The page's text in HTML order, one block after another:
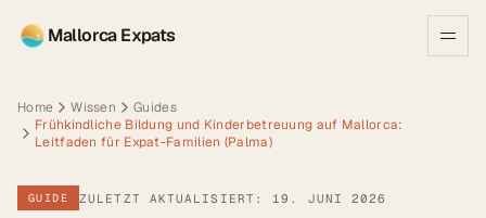
Mallorca Expats
Home Wissen
Guides
Frühkindliche Bildung und Kinderbetreuung auf Mallorca:
Leitfaden für Expat-Familien (Palma)
GUIDE ZULETZT AKTUALISIERT: 19. JUNI 2026